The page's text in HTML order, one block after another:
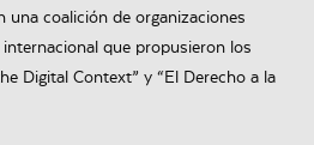
una coalición de organizaciones
que propusieron los
Digital Context” y “El Derecho a la